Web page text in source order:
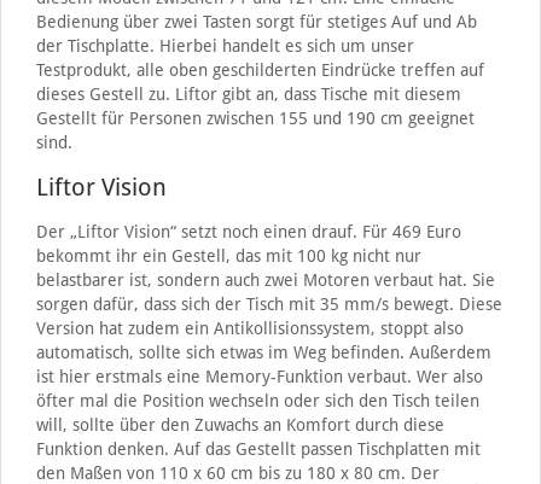
Bedienung über zwei Tasten sorgt für stetiges Auf und Ab
der Tischplatte. Hierbei handelt es sich um unser
Testprodukt, alle oben geschilderten Eindrücke treffen auf
dieses Gestell zu. Liftor gibt an, dass Tische mit diesem
Gestellt für Personen zwischen 155 und 190 cm geeignet
sind.
Liftor Vision
Der „Liftor Vision“ setzt noch einen drauf. Für 469 Euro
bekommt ihr ein Gestell, das mit 100 kg nicht nur
belastbarer ist, sondern auch zwei Motoren verbaut hat. Sie
sorgen dafür, dass sich der Tisch mit 35 mm/s bewegt. Diese
Version hat zudem ein Antikollisionssystem, stoppt also
automatisch, sollte sich etwas im Weg befinden. Außerdem
ist hier erstmals eine Memory-Funktion verbaut. Wer also
öfter mal die Position wechseln oder sich den Tisch teilen
will, sollte über den Zuwachs an Komfort durch diese
Funktion denken. Auf das Gestellt passen Tischplatten mit
den Maßen von 110 x 60 cm bis zu 180 x 80 cm. Der